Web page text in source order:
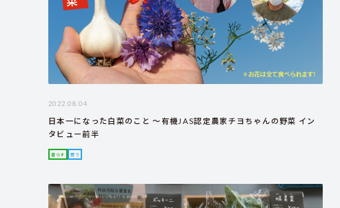
2022.08.04
日本一になった白菜のこと ～有機JAS認定農家チヨちゃんの野菜 イン
タビュー前半
暮らす 買う